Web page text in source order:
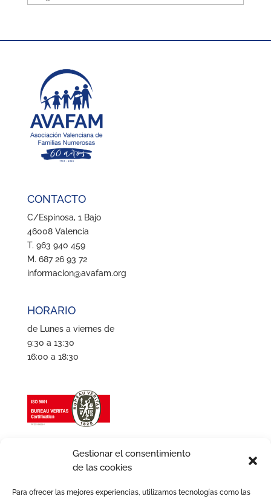
Gestionar el consentimiento
de las cookies
Para ofrecer las mejores experiencias, utilizamos tecnologías como las
CONTACTO
C/Espinosa, 1 Bajo
46008 Valencia
T. 963 940 459
M. 687 26 93 72
informacion@avafam.org
HORARIO
de Lunes a viernes de
9:30 a 13:30
16:00 a 18:30